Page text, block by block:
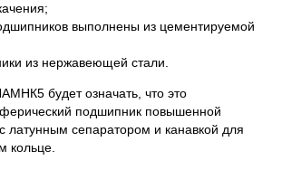
выполнены из цементируемой
из нержавеющей стали.
будет означать, что это
подшипник повышенной
латунным сепаратором и канавкой для
кольце.